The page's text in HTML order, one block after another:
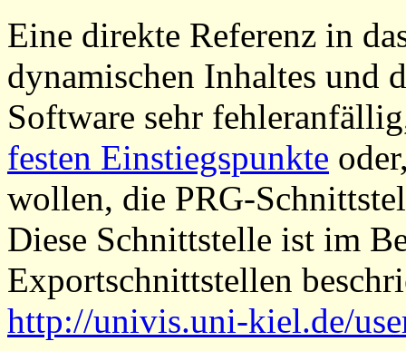
Eine direkte Referenz in
dynamischen Inhaltes und
Software sehr
festen Einstiegspunkte
wollen, die PRG-
Diese Schnittstelle ist im
Exportschnittstellen
http://univis.uni-kiel.de/